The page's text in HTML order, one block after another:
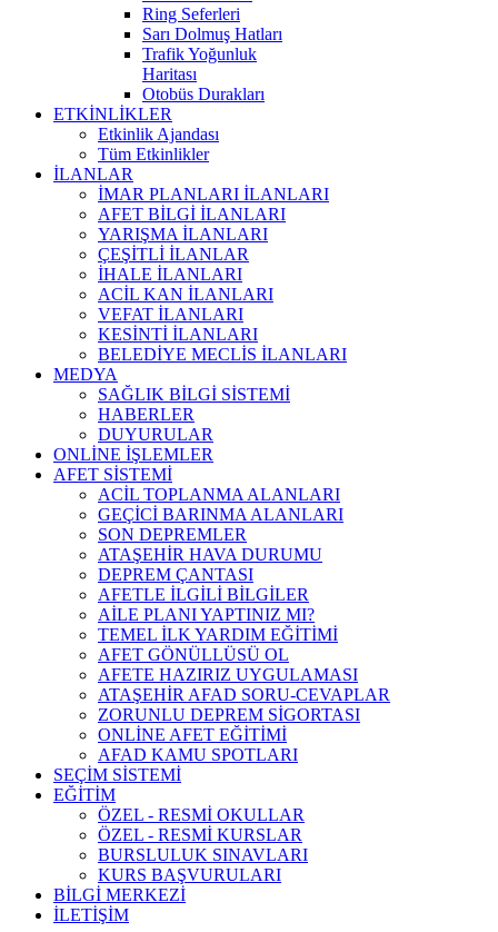
Ring Seferleri
Sarı Dolmuş Hatları
Trafik Yoğunluk
Haritası
Otobüs Durakları
ETKİNLİKLER
Etkinlik Ajandası
Tüm Etkinlikler
İLANLAR
İMAR PLANLARI İLANLARI
AFET BİLGİ İLANLARI
YARIŞMA İLANLARI
ÇEŞİTLİ İLANLAR
İHALE İLANLARI
ACİL KAN İLANLARI
VEFAT İLANLARI
KESİNTİ İLANLARI
BELEDİYE MECLİS İLANLARI
MEDYA
SAĞLIK BİLGİ SİSTEMİ
HABERLER
DUYURULAR
ONLİNE İŞLEMLER
AFET SİSTEMİ
ACİL TOPLANMA ALANLARI
GEÇİCİ BARINMA ALANLARI
SON DEPREMLER
ATAŞEHİR HAVA DURUMU
DEPREM ÇANTASI
AFETLE İLGİLİ BİLGİLER
AİLE PLANI YAPTINIZ MI?
TEMEL İLK YARDIM EĞİTİMİ
AFET GÖNÜLLÜSÜ OL
AFETE HAZIRIZ UYGULAMASI
ATAŞEHİR AFAD SORU-CEVAPLAR
ZORUNLU DEPREM SİGORTASI
ONLİNE AFET EĞİTİMİ
AFAD KAMU SPOTLARI
SEÇİM SİSTEMİ
EĞİTİM
ÖZEL - RESMİ OKULLAR
ÖZEL - RESMİ KURSLAR
BURSLULUK SINAVLARI
KURS BAŞVURULARI
BİLGİ MERKEZİ
İLETİŞİM